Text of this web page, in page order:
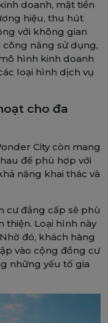
doanh, mặt tiền
hiệu, thu hút
với không gian
năng sử dụng,
hình kinh doanh
loại hình dịch vụ
cho đa
City còn mang
để phù hợp với
năng khai thác và
cư đẳng cấp sẽ phù
thiện. Loại hình này
đó, khách hàng
vào cộng đồng cư
những yếu tố gia